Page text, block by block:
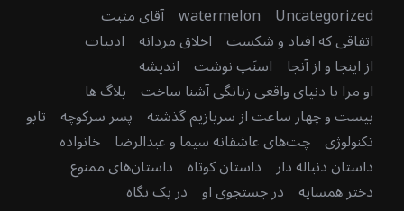
Uncategorized
watermelon آقای مثبت
اتفاقی که افتاد و شکست اخلاق مردانه ادبیات
از اینجا و از آنجا اسنَپ نوشت اندیشه
او مرا با دنیای واقعی زنانگی آشنا ساخت بلاگ ها
بیست و چهار ساعت از سربازیم گذشته پسر سرکوچه تابو
تکنولوژی چت‌های عاشقانه سیما و عبدالرضا خانواده
داستان دنباله دار داستان کوتاه داستان‌های ممنوع
دختر همسایه در جستجوی او در یک نگاه